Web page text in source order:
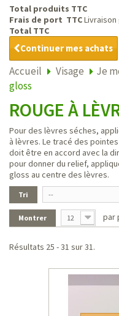
Total produits TTC
Frais de port TTC
Total TTC
Continuer mes achats
Accueil Visage Je
gloss
ROUGE À
Pour des lèvres séches,
à lèvres. Le tracé des
doit être en accord avec la
pour donner du relief,
gloss au centre des lèvres.
Tri --
Montrer 12 par
Résultats 25 - 31 sur 31.